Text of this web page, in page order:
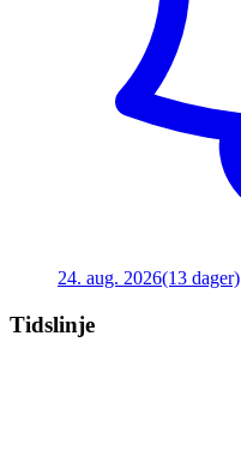
24. aug. 2026(13 dager)
Tidslinje